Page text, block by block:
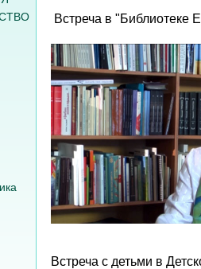
Встреча в "Библиотеке
Встреча с детьми в